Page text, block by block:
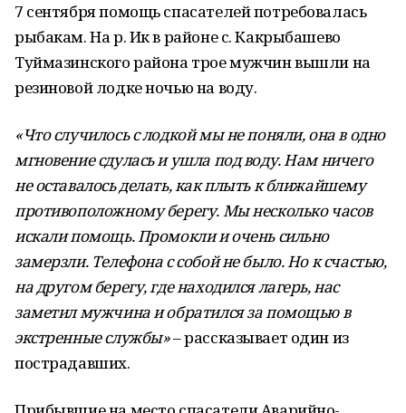
7 сентября помощь спасателей потребовалась
рыбакам. На р. Ик в районе с. Какрыбашево
Туймазинского района трое мужчин вышли на
резиновой лодке ночью на воду.
«Что случилось с лодкой мы не поняли, она в одно
мгновение сдулась и ушла под воду. Нам ничего
не оставалось делать, как плыть к ближайшему
противоположному берегу. Мы несколько часов
искали помощь. Промокли и очень сильно
замерзли. Телефона с собой не было. Но к счастью,
на другом берегу, где находился лагерь, нас
заметил мужчина и обратился за помощью в
экстренные службы»– рассказывает один из
пострадавших.